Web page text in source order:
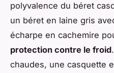
polyvalence du béret
un béret en laine gris
écharpe en cachemire
protection contre le froid
chaudes, une casquette